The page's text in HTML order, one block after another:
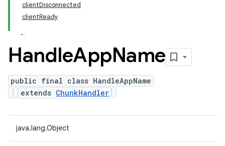
clientDisconnected
clientReady
HandleAppName
public final class HandleAppName
extends ChunkHandler
java.lang.Object